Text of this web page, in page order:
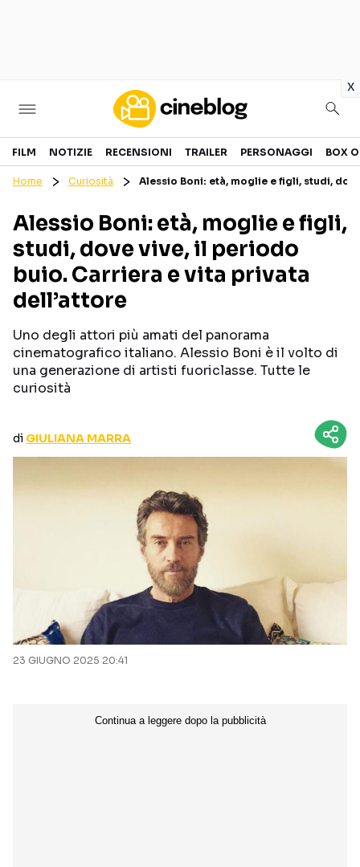
x
Cinema
GENERI
PERSONAGGI
CANALI STREAMING
Categorie
NOTIZIE
CURIOSITÀ
TRAILER
BOX OFFICE
FILM NOTIZIE RECENSIONI TRAILER PERSONAGGI BOX
Home Curiosità Alessio Boni: età, moglie e figli, studi,
Alessio Boni: età, moglie e figli,
studi, dove vive, il periodo
buio. Carriera e vita privata
dell’attore
Uno degli attori più amati del panorama
cinematografico italiano. Alessio Boni è il volto di
una generazione di artisti fuoriclasse. Tutte le
curiosità
di GIULIANA MARRA
23 GIUGNO 2025 20:41